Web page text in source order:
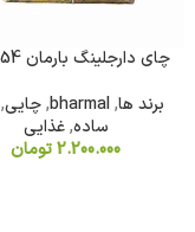
چای دارجلینگ بارمان 454 گرم
برند ها,
bharmal
,چایی,
ساده,غذایی
2.200.000تومان